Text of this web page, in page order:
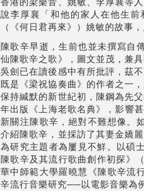
說李厚襄「和他的家人在他生前
（《何日君再來》）姚敏的故事
陳歌辛早逝，生前也並未撰寫自
仙陳歌辛之歌》，圖文並茂，兼
吳劍已在讀後感中有所批評，茲
既是《梁祝協奏曲》的作者之一
保持緘默的新世紀初，陳鋼為先
年出版《上海老歌名典》，影響
新關注陳歌辛，絕對不難想像。
介紹陳歌辛，並採訪了其妻金嬌
為研究主題者為屢見不鮮。以碩
陳歌辛及其流行歌曲創作初探》
華中師範大學羅曉慧《陳歌辛流
辛流行音樂研究──以電影音樂為